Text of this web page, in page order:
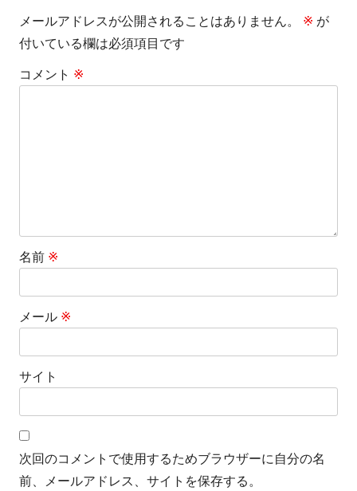
ゲ
ー
シ
メールアドレスが公開されることはありません。 ※ が
付いている欄は必須項目です
コメント ※
名前 ※
メール ※
サイト
次回のコメントで使用するためブラウザーに自分の名
前、メールアドレス、サイトを保存する。